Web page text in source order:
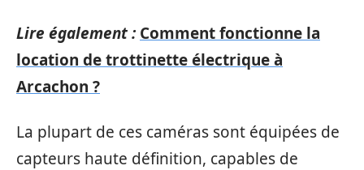
Lire également : Comment fonctionne la
location de trottinette électrique à
Arcachon ?
La plupart de ces caméras sont équipées de
capteurs haute définition, capables de